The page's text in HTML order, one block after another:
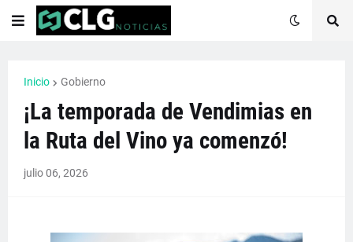
Inicio Gobierno
¡La temporada de Vendimias en
la Ruta del Vino ya comenzó!
julio 06, 2026